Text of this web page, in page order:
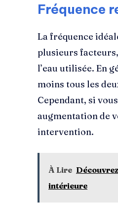
Fréquence
La fréquence
plusieurs
l’eau utilisée. En
moins tous les
Cependant, si
augmentation de
intervention.
À Lire
intérieure